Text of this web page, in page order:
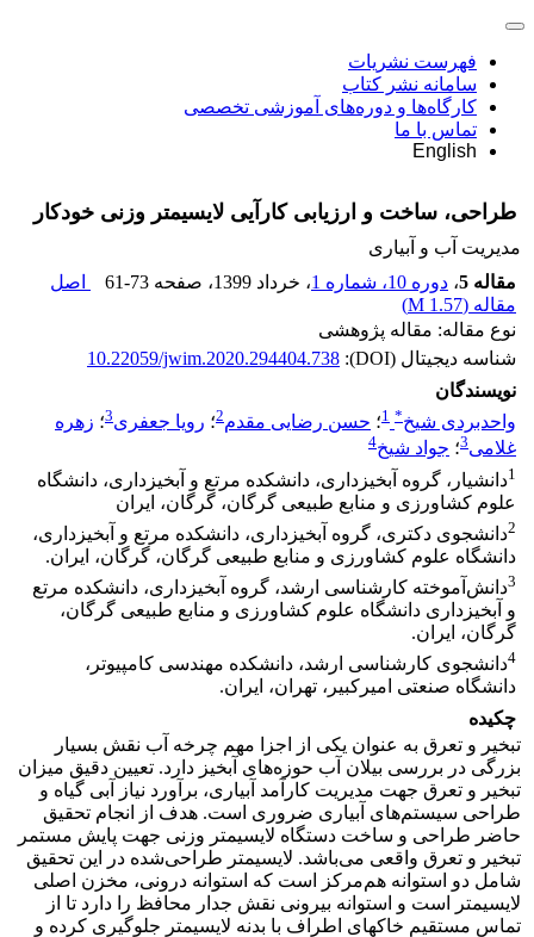
فهرست نشریات
سامانه نشر کتاب
کارگاه‌ها و دوره‌های آموزشی تخصصی
تماس با ما
English
طراحی، ساخت و ارزیابی کارآیی لایسیمتر وزنی خودکار
مدیریت آب و آبیاری
مقاله 5
، دوره 10، شماره 1 ، خرداد 1399 ، صفحه 61-73
اصل
مقاله (1.57 M
)
نوع مقاله: مقاله پژوهشی
شناسه دیجیتال (DOI):
10.22059/jwim.2020.294404.738
نویسندگان
واحدبردی شیخ*
1؛ حسن رضایی مقدم2؛ رویا جعفری3؛ زهره
غلامی3؛ جواد شیخ4
1دانشیار، گروه آبخیزداری، دانشکده مرتع و آبخیزداری، دانشگاه
علوم کشاورزی و منابع طبیعی گرگان، گرگان، ایران
2دانشجوی دکتری، گروه آبخیزداری، دانشکده مرتع و آبخیزداری،
دانشگاه علوم کشاورزی و منابع طبیعی گرگان، گرگان، ایران.
3دانش‌آموخته کارشناسی ارشد، گروه آبخیزداری، دانشکده مرتع
و آبخیزداری دانشگاه علوم کشاورزی و منابع طبیعی گرگان،
گرگان، ایران.
4دانشجوی کارشناسی ارشد، دانشکده مهندسی کامپیوتر،
دانشگاه صنعتی امیرکبیر، تهران، ایران.
چکیده
تبخیر و تعرق به عنوان یکی از اجزا مهم چرخه آب نقش بسیار
بزرگی در بررسی بیلان آب حوزه‌های آبخیز دارد. تعیین دقیق میزان
تبخیر و تعرق جهت مدیریت کارآمد آبیاری، برآورد نیاز آبی گیاه و
طراحی سیستم‌های آبیاری ضروری است. هدف از انجام تحقیق
حاضر طراحی و ساخت دستگاه لایسیمتر وزنی جهت پایش مستمر
تبخیر و تعرق واقعی می‌باشد. لایسیمتر‌ طراحی‌شده در این تحقیق
شامل دو استوانه‌ هم‌مرکز است که استوانه درونی، مخزن اصلی
لایسیمتر است و استوانه بیرونی نقش جدار محافظ را دارد تا از
تماس مستقیم خاکهای اطراف با بدنه لایسیمتر جلوگیری کرده و